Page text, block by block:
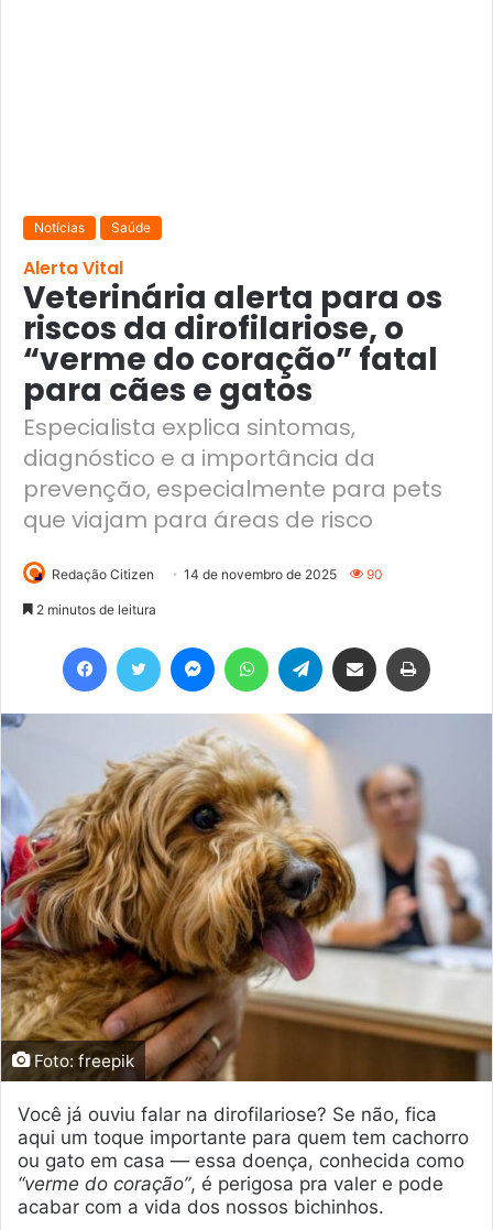
Notícias Saúde
Alerta Vital
Veterinária alerta para os
riscos da dirofilariose, o
“verme do coração” fatal
para cães e gatos
Especialista explica sintomas,
diagnóstico e a importância da
prevenção, especialmente para pets
que viajam para áreas de risco
Redação Citizen 14 de novembro de 2025 90
2 minutos de leitura
Foto: freepik
Você já ouviu falar na dirofilariose? Se não, fica
aqui um toque importante para quem tem cachorro
ou gato em casa — essa doença, conhecida como
“verme do coração”, é perigosa pra valer e pode
acabar com a vida dos nossos bichinhos.